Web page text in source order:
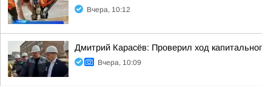
Вчера, 10:12
Дмитрий Карасёв: Проверил ход
Вчера, 10:09